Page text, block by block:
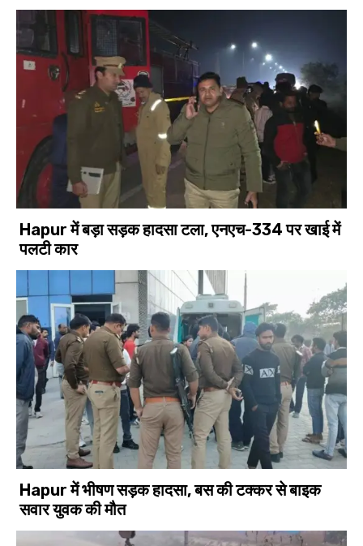
Hapur में बड़ा सड़क हादसा टला, एनएच-334 पर खाई में
पलटी कार
Hapur में भीषण सड़क हादसा, बस की टक्कर से बाइक
सवार युवक की मौत